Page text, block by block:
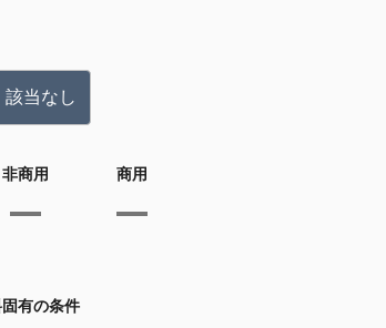
該当なし
非商用 商用
有の条件